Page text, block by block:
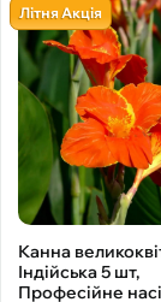
Літня Акція
Канна
Індійська 5 шт,
Професійне